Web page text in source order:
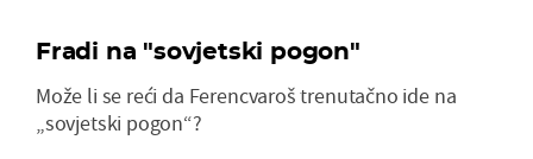
Fradi na "sovjetski pogon"
Može li se reći da Ferencvaroš trenutačno ide na
„sovjetski pogon“?